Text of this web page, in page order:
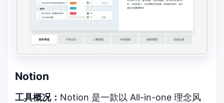
Notion
工具概况： Notion 是一款以 All-in-one 理念风